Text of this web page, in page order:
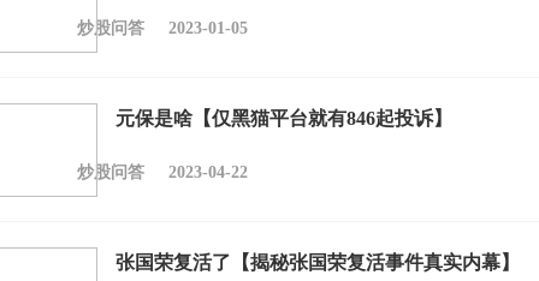
炒股问答 2023-01-05
元保是啥【仅黑猫平台就有846起投诉】
炒股问答 2023-04-22
张国荣复活了【揭秘张国荣复活事件真实内幕】